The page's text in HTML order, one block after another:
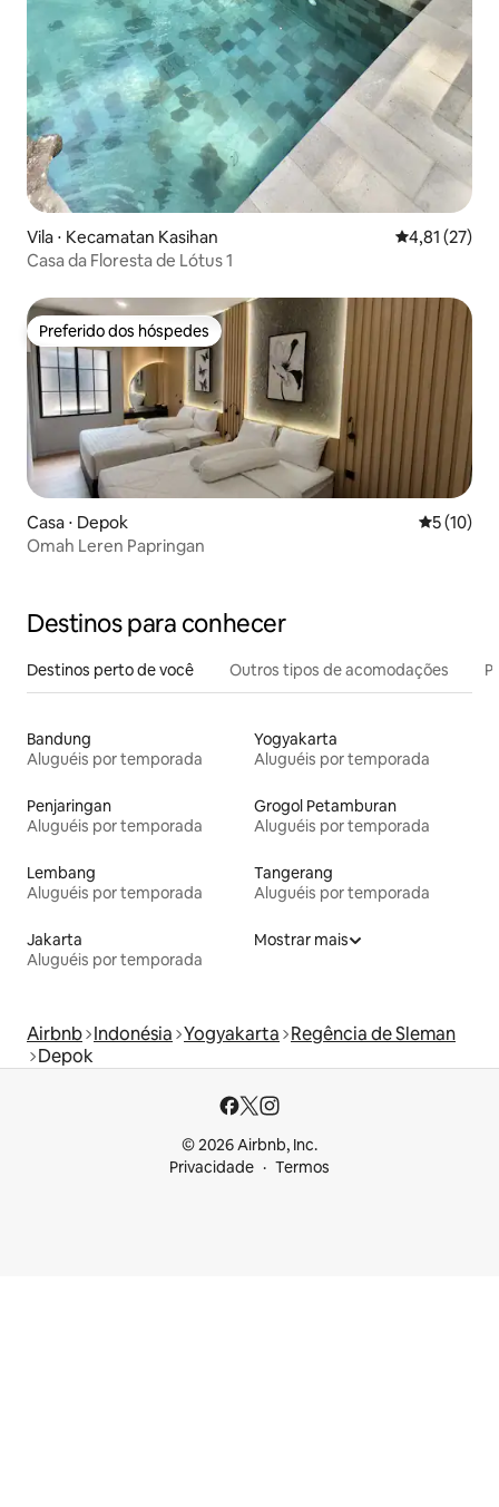
Vila ⋅ Kecamatan Kasihan 4,81 de uma
4,81 (27)
Casa da Floresta de Lótus 1
Preferido dos hóspedes
Preferido dos hóspedes
Casa ⋅ Depok 5 de uma
5 (10)
Omah Leren Papringan
Destinos para conhecer
Destinos perto de você Outros tipos de acomodações
Bandung
Aluguéis por temporada
Yogyakarta
Aluguéis por temporada
Penjaringan
Aluguéis por temporada
Grogol Petamburan
Aluguéis por temporada
Lembang
Aluguéis por temporada
Tangerang
Aluguéis por temporada
Jakarta
Aluguéis por temporada
Mostrar mais
Airbnb Indonésia Yogyakarta Regência de Sleman
Depok
© 2026 Airbnb, Inc.
Privacidade
Termos